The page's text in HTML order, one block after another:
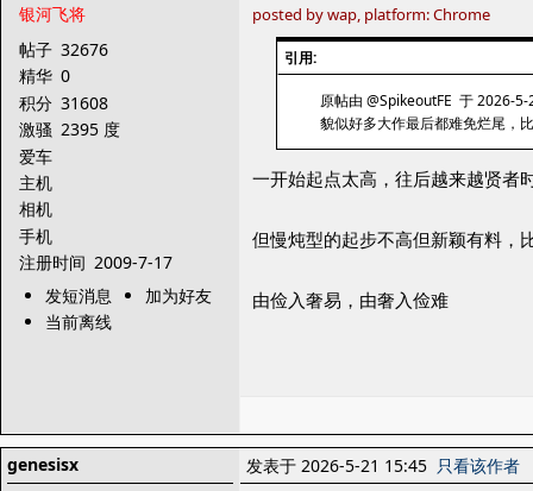
银河飞将
帖子 32676
精华 0
积分 31608
激骚 2395 度
爱车
主机
相机
手机
注册时间 2009-7-17
发短消息
加为好友
当前离线
posted by wap, platform: Chrome
引用:
原帖由 @SpikeoutFE 于 2026-
貌似好多大作最后都难免烂尾，
一开始起点太高，往后越来越贤者
但慢炖型的起步不高但新颖有料，
由俭入奢易，由奢入俭难
genesisx
发表于 2026-5-21 15:45 只看该作者